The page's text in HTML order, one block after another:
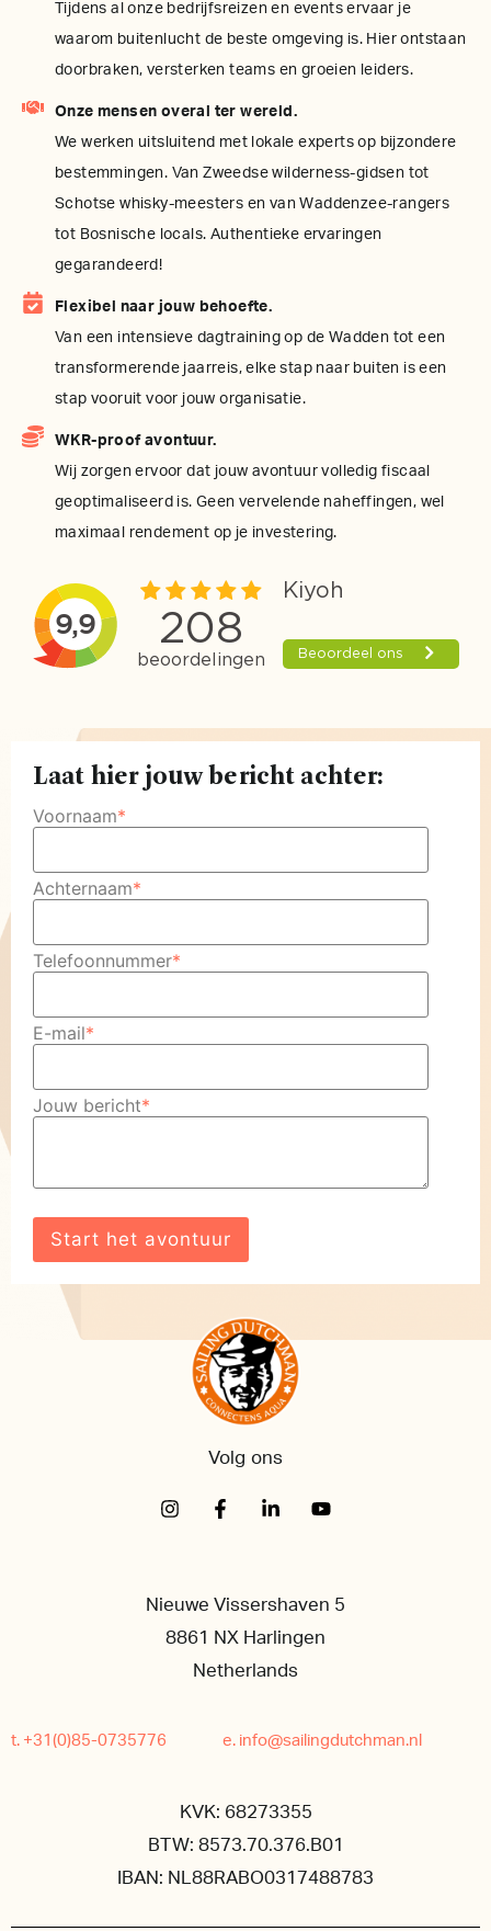
Tijdens al onze bedrijfsreizen en events ervaar je
waarom buitenlucht de beste omgeving is. Hier ontstaan
doorbraken, versterken teams en groeien leiders.
Onze mensen overal ter wereld.
We werken uitsluitend met lokale experts op bijzondere
bestemmingen. Van Zweedse wilderness-gidsen tot
Schotse whisky-meesters en van Waddenzee-rangers
tot Bosnische locals. Authentieke ervaringen
gegarandeerd!
Flexibel naar jouw behoefte.
Van een intensieve dagtraining op de Wadden tot een
transformerende jaarreis, elke stap naar buiten is een
stap vooruit voor jouw organisatie.
WKR-proof avontuur.
Wij zorgen ervoor dat jouw avontuur volledig fiscaal
geoptimaliseerd is. Geen vervelende naheffingen, wel
maximaal rendement op je investering.
Laat hier jouw bericht achter:
Voornaam*
Achternaam*
Telefoonnummer*
E-mail*
Jouw bericht*
Volg ons
Nieuwe Vissershaven 5
8861 NX Harlingen
Netherlands
t. +31(0)85-0735776 e. info@sailingdutchman.nl
KVK: 68273355
BTW: 8573.70.376.B01
IBAN: NL88RABO0317488783